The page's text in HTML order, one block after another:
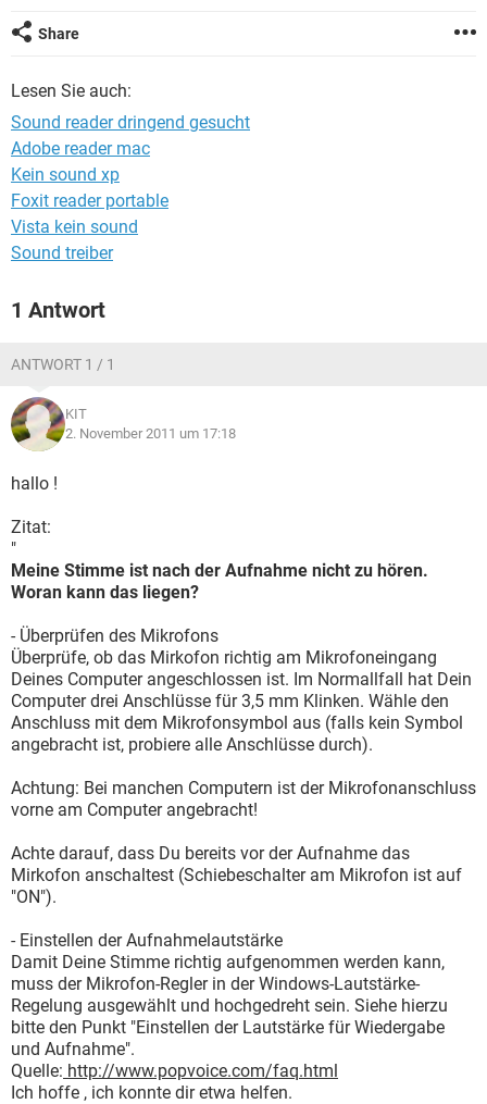
Share
Lesen Sie auch:
Sound reader dringend gesucht
Adobe reader mac
Kein sound xp
Foxit reader portable
Vista kein sound
Sound treiber
1 Antwort
ANTWORT 1 / 1
KIT
2. November 2011 um 17:18
hallo !
Zitat:
"
Meine Stimme ist nach der Aufnahme nicht zu hören.
Woran kann das liegen?
- Überprüfen des Mikrofons
Überprüfe, ob das Mirkofon richtig am Mikrofoneingang
Deines Computer angeschlossen ist. Im Normallfall hat Dein
Computer drei Anschlüsse für 3,5 mm Klinken. Wähle den
Anschluss mit dem Mikrofonsymbol aus (falls kein Symbol
angebracht ist, probiere alle Anschlüsse durch).
Achtung: Bei manchen Computern ist der Mikrofonanschluss
vorne am Computer angebracht!
Achte darauf, dass Du bereits vor der Aufnahme das
Mirkofon anschaltest (Schiebeschalter am Mikrofon ist auf
"ON").
- Einstellen der Aufnahmelautstärke
Damit Deine Stimme richtig aufgenommen werden kann,
muss der Mikrofon-Regler in der Windows-Lautstärke-
Regelung ausgewählt und hochgedreht sein. Siehe hierzu
bitte den Punkt "Einstellen der Lautstärke für Wiedergabe
und Aufnahme".
Quelle: http://www.popvoice.com/faq.html
Ich hoffe , ich konnte dir etwa helfen.